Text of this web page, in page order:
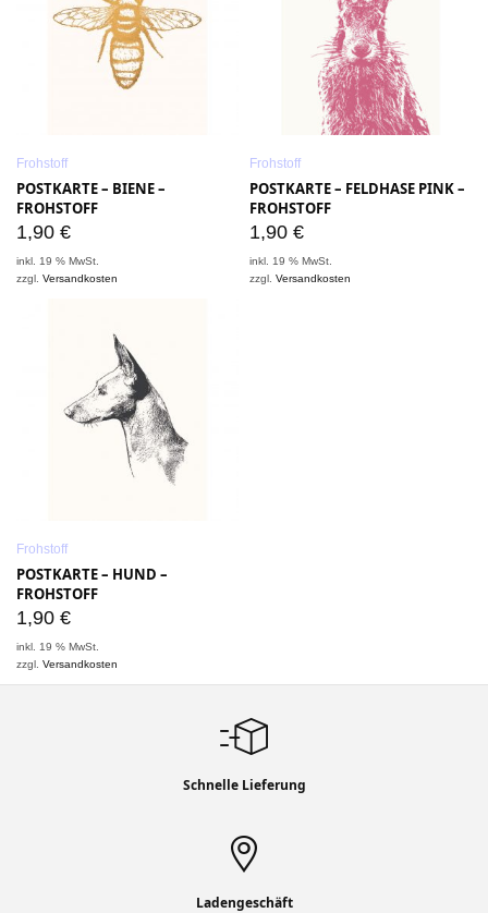
Frohstoff
POSTKARTE – BIENE –
FROHSTOFF
1,90 €
inkl. 19 % MwSt.
zzgl.Versandkosten
Frohstoff
POSTKARTE – FELDHASE PINK –
FROHSTOFF
1,90 €
inkl. 19 % MwSt.
zzgl.Versandkosten
Frohstoff
POSTKARTE – HUND –
FROHSTOFF
1,90 €
inkl. 19 % MwSt.
zzgl.Versandkosten
Schnelle Lieferung
Ladengeschäft